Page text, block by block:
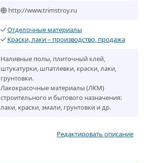
http://www.trimstroy.ru
Отделочные материалы
Краски, лаки – производство, продажа
Наливные полы, плиточный клей,
штукатурки, шпатлевки, краски, лаки,
грунтовки.
Лакокрасочные материалы (ЛКМ)
строительного и бытового назначения:
лаки, краски, эмали, грунтовки и др.
Редактировать описание